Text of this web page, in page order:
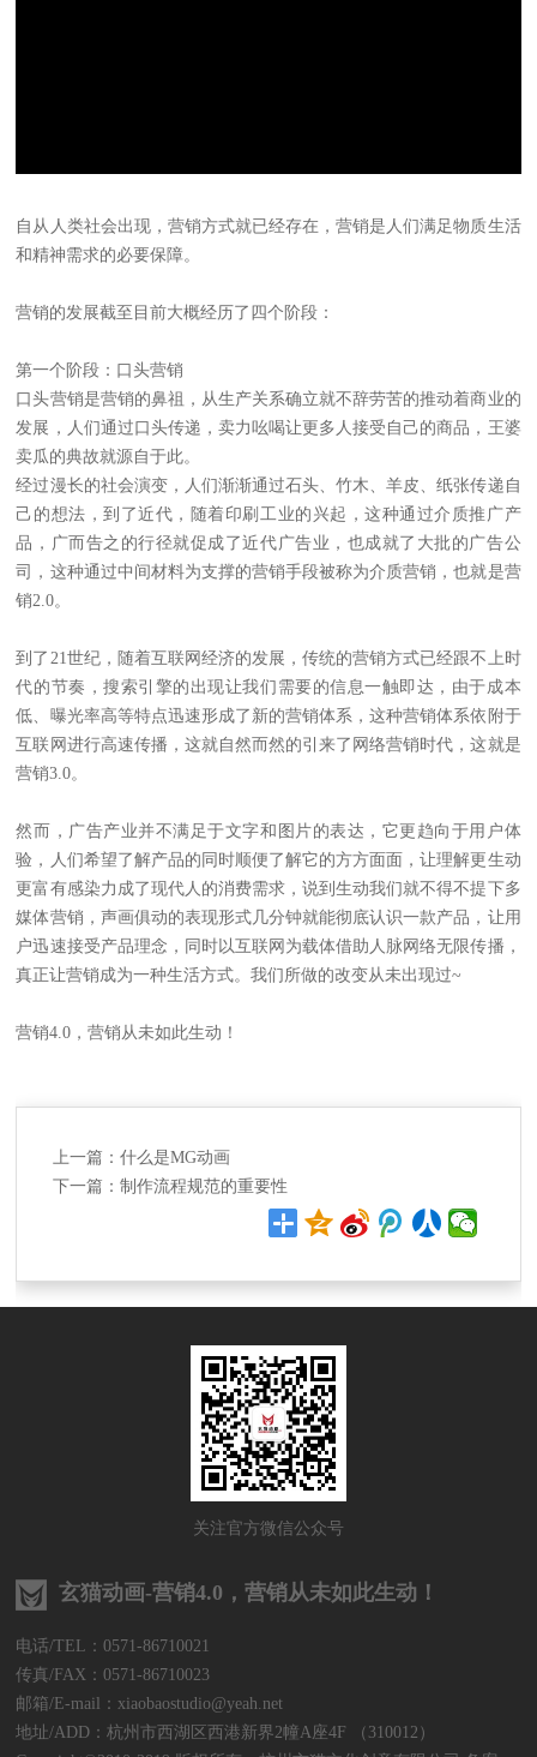
自从人类社会出现，营销方式就已经存在，营销是人们满足物质生活
和精神需求的必要保障。
营销的发展截至目前大概经历了四个阶段：
第一个阶段：口头营销
口头营销是营销的鼻祖，从生产关系确立就不辞劳苦的推动着商业的
发展，人们通过口头传递，卖力吆喝让更多人接受自己的商品，王婆
卖瓜的典故就源自于此。
经过漫长的社会演变，人们渐渐通过石头、竹木、羊皮、纸张传递自
己的想法，到了近代，随着印刷工业的兴起，这种通过介质推广产
品，广而告之的行径就促成了近代广告业，也成就了大批的广告公
司，这种通过中间材料为支撑的营销手段被称为介质营销，也就是营
销2.0。
到了21世纪，随着互联网经济的发展，传统的营销方式已经跟不上时
代的节奏，搜索引擎的出现让我们需要的信息一触即达，由于成本
低、曝光率高等特点迅速形成了新的营销体系，这种营销体系依附于
互联网进行高速传播，这就自然而然的引来了网络营销时代，这就是
营销3.0。
然而，广告产业并不满足于文字和图片的表达，它更趋向于用户体
验，人们希望了解产品的同时顺便了解它的方方面面，让理解更生动
更富有感染力成了现代人的消费需求，说到生动我们就不得不提下多
媒体营销，声画俱动的表现形式几分钟就能彻底认识一款产品，让用
户迅速接受产品理念，同时以互联网为载体借助人脉网络无限传播，
真正让营销成为一种生活方式。我们所做的改变从未出现过~
营销4.0，营销从未如此生动！
上一篇：什么是MG动画
下一篇：制作流程规范的重要性
关注官方微信公众号
玄猫动画-营销4.0，营销从未如此生动！
电话/TEL：0571-86710021
传真/FAX：0571-86710023
邮箱/E-mail：xiaobaostudio@yeah.net
地址/ADD：杭州市西湖区西港新界2幢A座4F （310012）